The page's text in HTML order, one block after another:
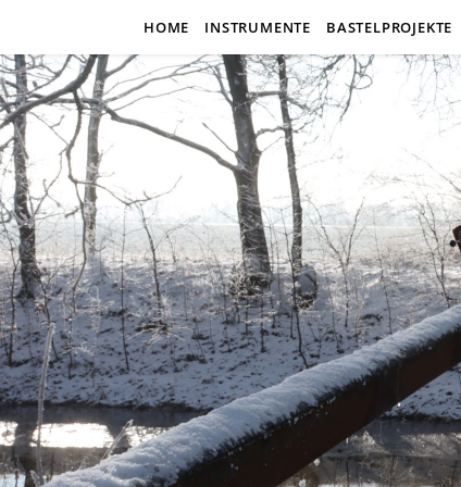
HOME INSTRUMENTE BASTELPROJEKTE